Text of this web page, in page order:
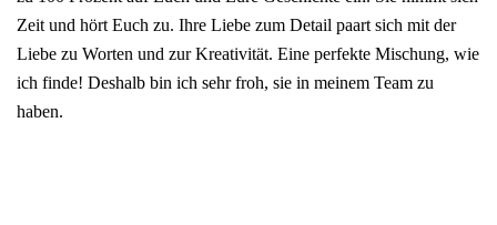
Zeit und hört Euch zu. Ihre Liebe zum Detail paart sich mit der
Liebe zu Worten und zur Kreativität. Eine perfekte Mischung, wie
ich finde! Deshalb bin ich sehr froh, sie in meinem Team zu
haben.